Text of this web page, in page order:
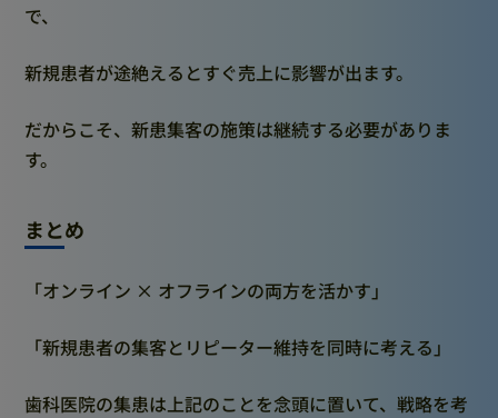
で、
新規患者が途絶えるとすぐ売上に影響が出ます。
だからこそ、新患集客の施策は継続する必要がありま
す。
まとめ
「オンライン × オフラインの両方を活かす」
「新規患者の集客とリピーター維持を同時に考える」
歯科医院の集患は上記のことを念頭に置いて、戦略を考